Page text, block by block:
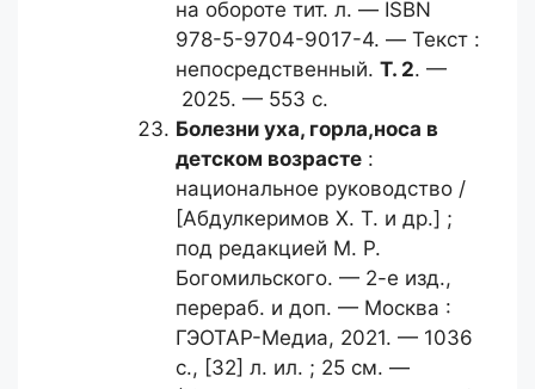
на обороте тит. л. — ISBN
978-5-9704-9017-4. — Текст :
непосредственный. Т. 2. —
2025. — 553 с.
Болезни уха, горла,носа в
детском возрасте :
национальное руководство /
[Абдулкеримов Х. Т. и др.] ;
под редакцией М. Р.
Богомильского. — 2-е изд.,
перераб. и доп. — Москва :
ГЭОТАР-Медиа, 2021. — 1036
с., [32] л. ил. ; 25 см. —